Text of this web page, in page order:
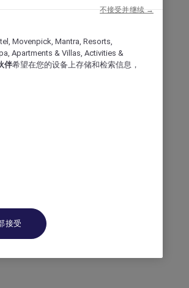
Movenpick, Mantra, Resorts,
Apartments & Villas, Activities &
伴希望在您的设备上存储和检索信息，
接受
不接受并继续 →